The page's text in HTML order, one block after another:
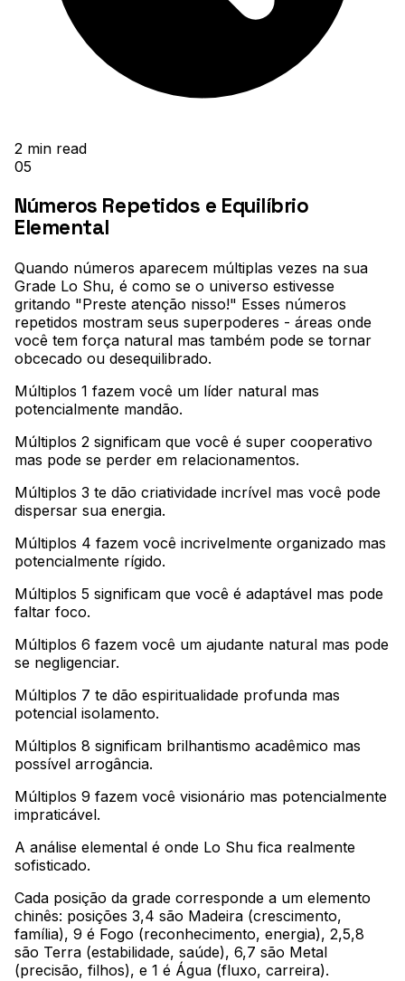
2 min read
05
Números Repetidos e Equilíbrio
Elemental
Quando números aparecem múltiplas vezes na sua
Grade Lo Shu, é como se o universo estivesse
gritando "Preste atenção nisso!" Esses números
repetidos mostram seus superpoderes - áreas onde
você tem força natural mas também pode se tornar
obcecado ou desequilibrado.
Múltiplos 1 fazem você um líder natural mas
potencialmente mandão.
Múltiplos 2 significam que você é super cooperativo
mas pode se perder em relacionamentos.
Múltiplos 3 te dão criatividade incrível mas você pode
dispersar sua energia.
Múltiplos 4 fazem você incrivelmente organizado mas
potencialmente rígido.
Múltiplos 5 significam que você é adaptável mas pode
faltar foco.
Múltiplos 6 fazem você um ajudante natural mas pode
se negligenciar.
Múltiplos 7 te dão espiritualidade profunda mas
potencial isolamento.
Múltiplos 8 significam brilhantismo acadêmico mas
possível arrogância.
Múltiplos 9 fazem você visionário mas potencialmente
impraticável.
A análise elemental é onde Lo Shu fica realmente
sofisticado.
Cada posição da grade corresponde a um elemento
chinês: posições 3,4 são Madeira (crescimento,
família), 9 é Fogo (reconhecimento, energia), 2,5,8
são Terra (estabilidade, saúde), 6,7 são Metal
(precisão, filhos), e 1 é Água (fluxo, carreira).